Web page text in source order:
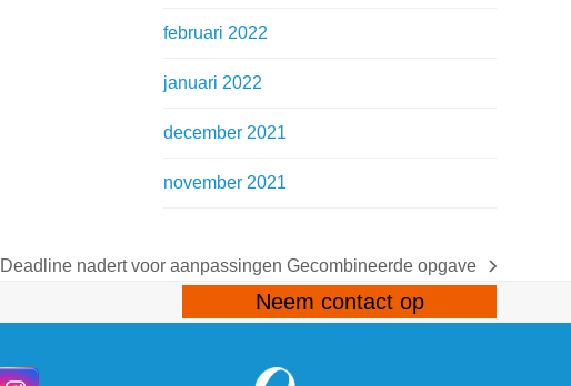
februari 2022
januari 2022
december 2021
november 2021
next
Deadline nadert voor aanpassingen Gecombineerde opgave
Neem contact op